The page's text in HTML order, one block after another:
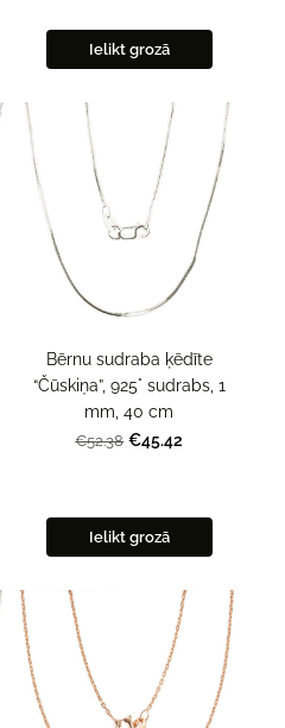
Ielikt grozā
Bērnu sudraba ķēdīte
“Čūskiņa”, 925° sudrabs, 1
mm, 40 cm
€52.38 €45.42
Ielikt grozā